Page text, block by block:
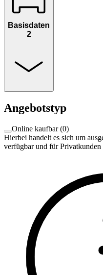
Basisdaten
2
Angebotstyp
Online kaufbar(0)
Hierbei handelt es sich um
verfügbar und für